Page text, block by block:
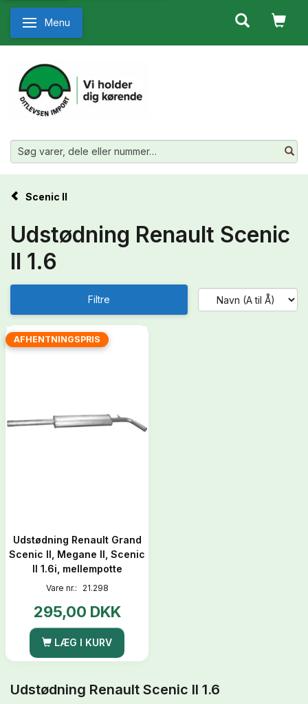
Skifte navigation
Menu
Scenic II
Udstødning Renault Scenic
II 1.6
Filtre
AFHENTNINGSPRIS
Udstødning Renault Grand
Scenic II, Megane II, Scenic
II 1.6i, mellempotte
Vare nr.: 21.298
295,00 DKK
LÆG I KURV
Udstødning Renault Scenic II 1.6